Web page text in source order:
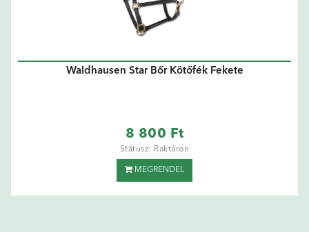
Waldhausen Star Bőr Kötőfék Fekete
8 800 Ft
Státusz: Raktáron
MEGRENDEL